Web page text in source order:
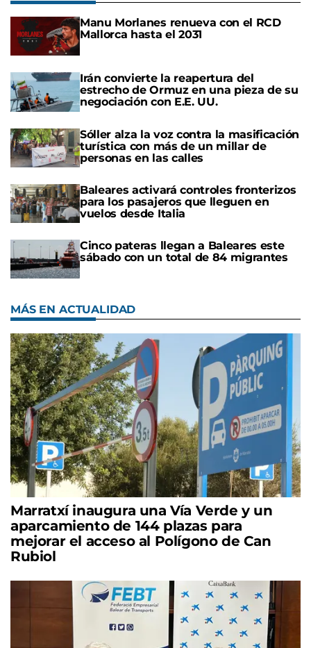
Manu Morlanes renueva con el RCD
Mallorca hasta el 2031
Irán convierte la reapertura del
estrecho de Ormuz en una pieza de su
negociación con E.E. UU.
Sóller alza la voz contra la masificación
turística con más de un millar de
personas en las calles
Baleares activará controles fronterizos
para los pasajeros que lleguen en
vuelos desde Italia
Cinco pateras llegan a Baleares este
sábado con un total de 84 migrantes
MÁS EN ACTUALIDAD
Marratxí inaugura una Vía Verde y un
aparcamiento de 144 plazas para
mejorar el acceso al Polígono de Can
Rubiol